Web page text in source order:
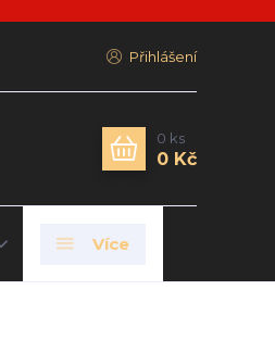
Přihlášení
0 ks
0 Kč
Více